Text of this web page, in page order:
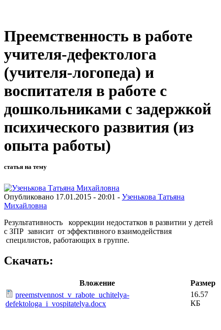
Преемственность в работе
учителя-дефектолога
(учителя-логопеда) и
воспитателя в работе с
дошкольниками с задержкой
психического развития (из
опыта работы)
статья на тему
Опубликовано 17.01.2015 - 20:01 - Узенькова Татьяна
Михайловна
Результативность коррекции недостатков в развитии у детей
с ЗПР зависит от эффективного взаимодействия
специлистов, работающих в группе.
Скачать:
Вложение
Размер
preemstvennost_v_rabote_uchitelya-
defektologa_i_vospitatelya.docx
16.57
КБ